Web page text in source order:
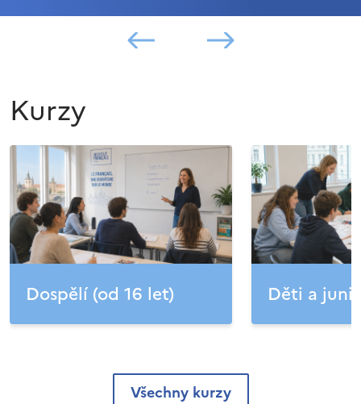
Kurzy
Dospělí (od 16 let) Děti a
Všechny kurzy